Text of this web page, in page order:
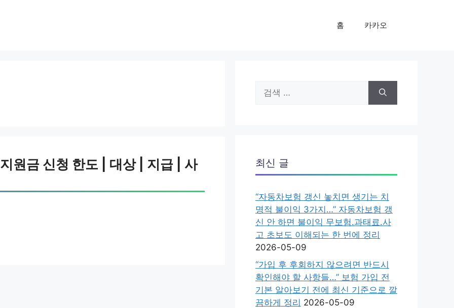
홈 카카오
원금 신청 한도 | 대상 | 지급 | 사
색:
최신 글
“자동차보험 갱신 놓치면 생기는 치
명적 불이익 3가지…” 자동차보험 갱
신 안 하면 불이익 무보험.과태료.사
고 초보도 이해되는 한 번에 정리
2026-05-09
“가입 후 후회하지 않으려면 반드시
확인해야 할 사항들…” 보험 가입 전
기본 알아보기 전에 최신 기준으로 깔
끔하게 정리 2026-05-09